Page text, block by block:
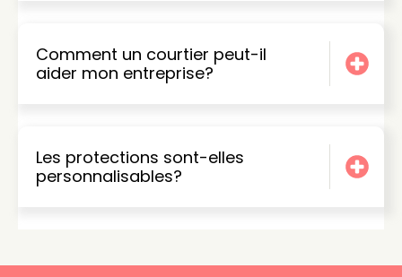
Comment un courtier peut-il
aider mon entreprise?
Les protections sont-elles
personnalisables?